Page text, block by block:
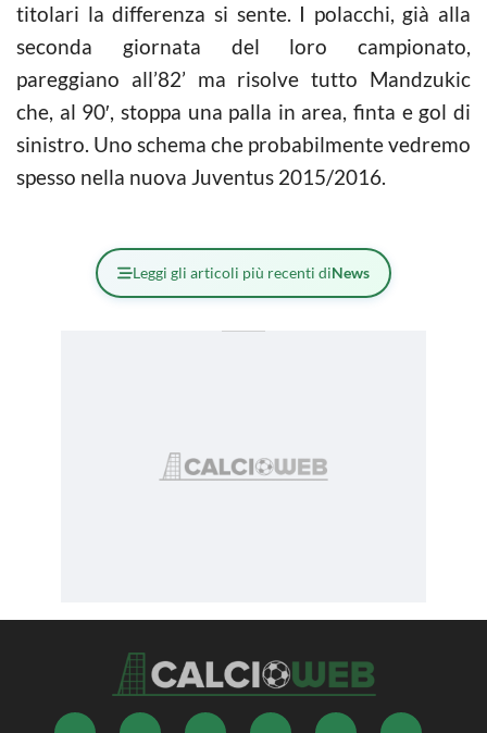
titolari la differenza si sente. I polacchi, già alla
seconda giornata del loro campionato,
pareggiano all’82’ ma risolve tutto Mandzukic
che, al 90′, stoppa una palla in area, finta e gol di
sinistro. Uno schema che probabilmente vedremo
spesso nella nuova Juventus 2015/2016.
Leggi gli articoli più recenti diNews